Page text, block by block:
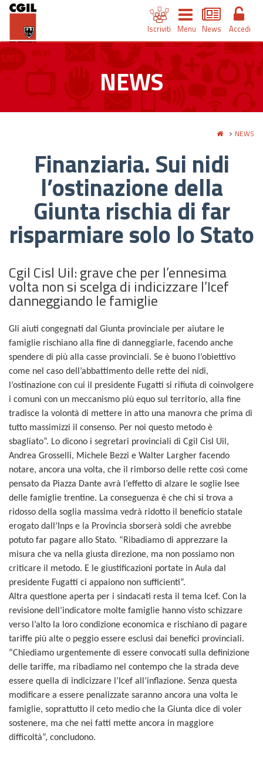
Iscriviti Menu News Accedi
NEWS
NEWS
Finanziaria. Sui nidi
l’ostinazione della
Giunta rischia di far
risparmiare solo lo Stato
Cgil Cisl Uil: grave che per l’ennesima
volta non si scelga di indicizzare l’Icef
danneggiando le famiglie
Gli aiuti congegnati dal Giunta provinciale per aiutare le
famiglie rischiano alla fine di danneggiarle, facendo anche
spendere di più alla casse provinciali. Se è buono l’obiettivo
come nel caso dell’abbattimento delle rette dei nidi,
l’ostinazione con cui il presidente Fugatti si rifiuta di coinvolgere
i comuni con un meccanismo più equo sul territorio, alla fine
tradisce la volontà di mettere in atto una manovra che prima di
tutto massimizzi il consenso. Per noi questo metodo è
sbagliato”. Lo dicono i segretari provinciali di Cgil Cisl Uil,
Andrea Grosselli, Michele Bezzi e Walter Largher facendo
notare, ancora una volta, che il rimborso delle rette così come
pensato da Piazza Dante avrà l’effetto di alzare le soglie Isee
delle famiglie trentine. La conseguenza è che chi si trova a
ridosso della soglia massima vedrà ridotto il beneficio statale
erogato dall’Inps e la Provincia sborserà soldi che avrebbe
potuto far pagare allo Stato. “Ribadiamo di apprezzare la
misura che va nella giusta direzione, ma non possiamo non
criticare il metodo. E le giustificazioni portate in Aula dal
presidente Fugatti ci appaiono non sufficienti”.
Altra questione aperta per i sindacati resta il tema Icef. Con la
revisione dell’indicatore molte famiglie hanno visto schizzare
verso l’alto la loro condizione economica e rischiano di pagare
tariffe più alte o peggio essere esclusi dai benefici provinciali.
“Chiediamo urgentemente di essere convocati sulla definizione
delle tariffe, ma ribadiamo nel contempo che la strada deve
essere quella di indicizzare l’Icef all’inflazione. Senza questa
modificare a essere penalizzate saranno ancora una volta le
famiglie, soprattutto il ceto medio che la Giunta dice di voler
sostenere, ma che nei fatti mette ancora in maggiore
difficoltà”, concludono.